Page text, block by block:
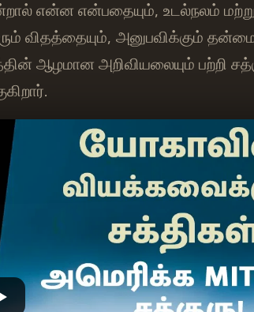
என்ன என்பதையும், உடல்நலம்
விதத்தையும், அனுபவிக்கும்
ஆழமான அறிவியலையும் பற்றி